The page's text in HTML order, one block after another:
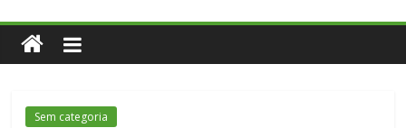
Sem categoria